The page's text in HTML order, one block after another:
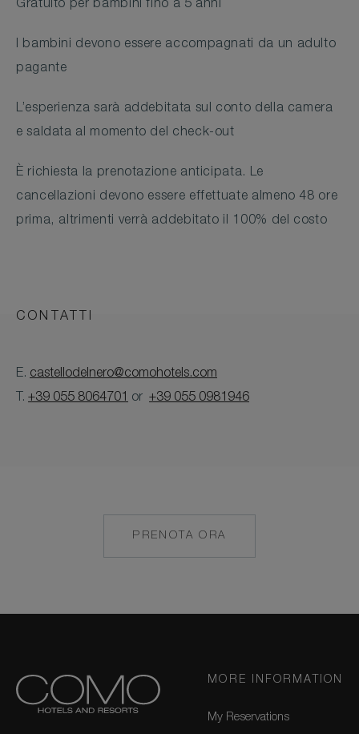
Gratuito per bambini fino a 5 anni
I bambini devono essere accompagnati da un adulto
pagante
L’esperienza sarà addebitata sul conto della camera
e saldata al momento del check-out
È richiesta la prenotazione anticipata. Le
cancellazioni devono essere effettuate almeno 48 ore
prima, altrimenti verrà addebitato il 100% del costo
CONTATTI
E. castellodelnero@comohotels.com
T. +39 055 8064701 or +39 055 0981946
PRENOTA ORA
MORE INFORMATION
My Reservations